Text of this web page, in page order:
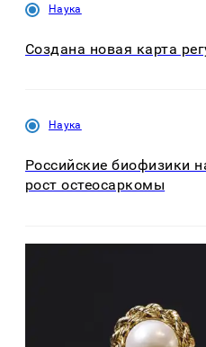
Наука
Создана новая карта
Наука
Российские биофизики
рост остеосаркомы